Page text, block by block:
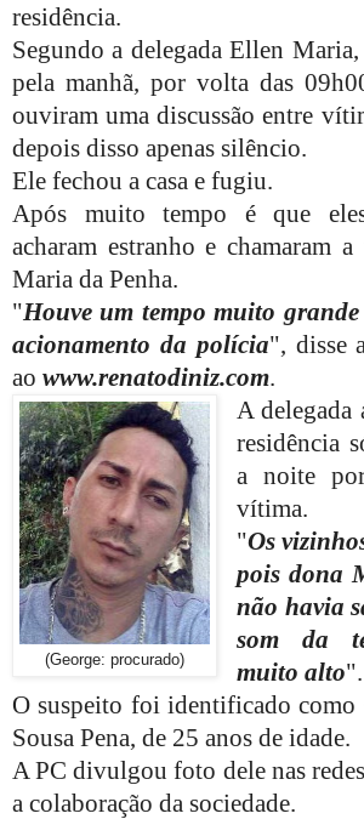
residência.
Segundo a delegada Ellen
pela manhã, por volta das
ouviram uma discussão entre
depois disso apenas silêncio.
Ele fechou a casa e fugiu.
Após muito tempo é que
acharam estranho e chamaram
Maria da Penha.
"Houve um tempo muito
acionamento da polícia", disse
ao www.renatodiniz.com.
(George: procurado)
A delegada
residência
a noite
vítima.
"Os
pois dona
não havia
som da
muito alto".
O suspeito foi identificado como
Sousa Pena, de 25 anos de idade.
A PC divulgou foto dele nas
a colaboração da sociedade.